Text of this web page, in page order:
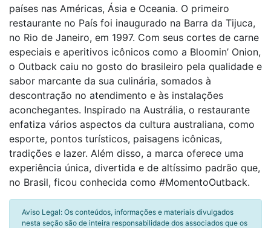
países nas Américas, Ásia e Oceania. O primeiro
restaurante no País foi inaugurado na Barra da Tijuca,
no Rio de Janeiro, em 1997. Com seus cortes de carne
especiais e aperitivos icônicos como a Bloomin’ Onion,
o Outback caiu no gosto do brasileiro pela qualidade e
sabor marcante da sua culinária, somados à
descontração no atendimento e às instalações
aconchegantes. Inspirado na Austrália, o restaurante
enfatiza vários aspectos da cultura australiana, como
esporte, pontos turísticos, paisagens icônicas,
tradições e lazer. Além disso, a marca oferece uma
experiência única, divertida e de altíssimo padrão que,
no Brasil, ficou conhecida como #MomentoOutback.
Aviso Legal: Os conteúdos, informações e materiais divulgados
nesta seção são de inteira responsabilidade dos associados que os